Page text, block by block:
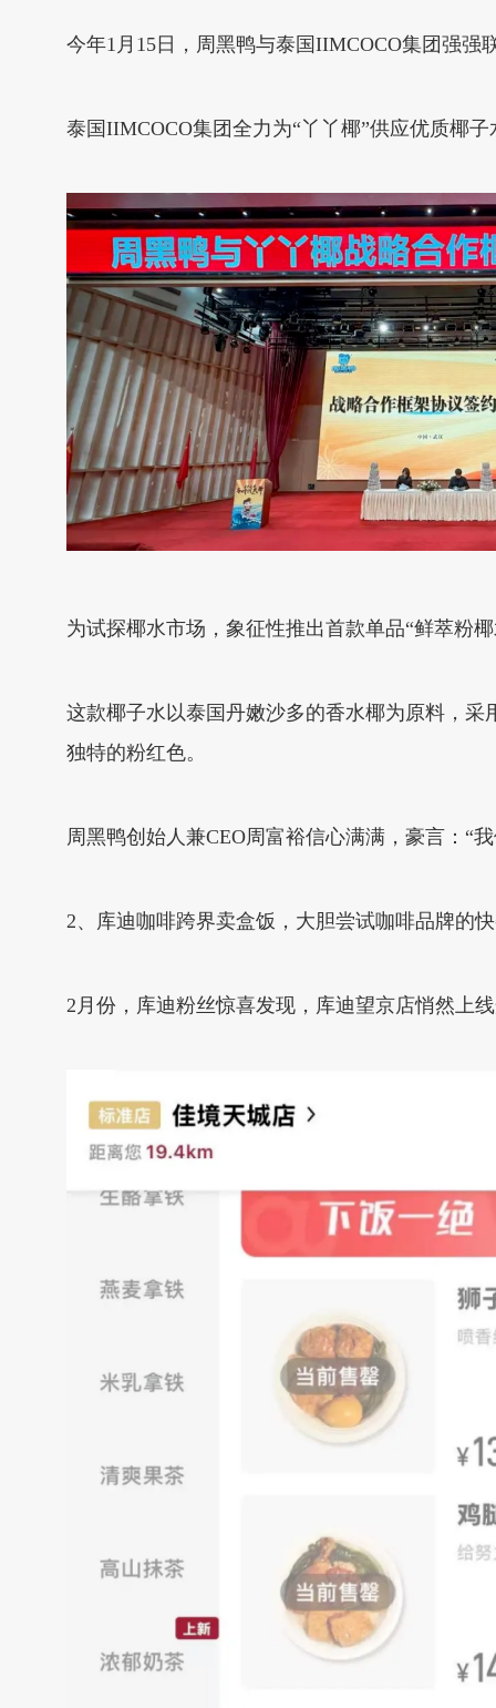
今年1月15日，周黑鸭与泰国IIMCOCO集团强强
泰国IIMCOCO集团全力为“丫丫椰”供应优质椰
为试探椰水市场，象征性推出首款单品“鲜萃粉
这款椰子水以泰国丹嫩沙多的香水椰为原料，
独特的粉红色。
周黑鸭创始人兼CEO周富裕信心满满，豪言：“
2、库迪咖啡跨界卖盒饭，大胆尝试咖啡品牌的
2月份，库迪粉丝惊喜发现，库迪望京店悄然上